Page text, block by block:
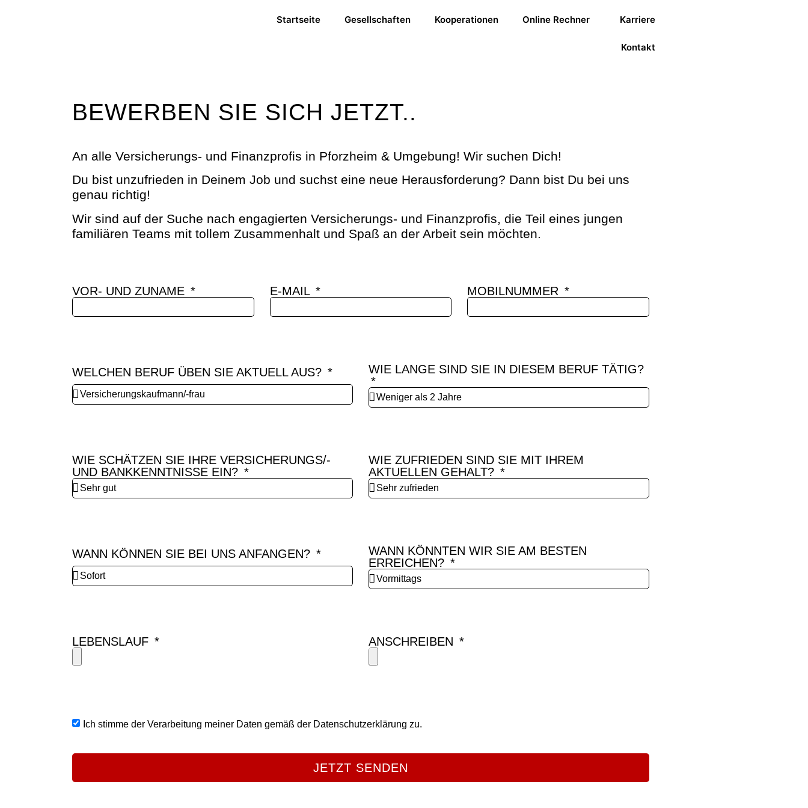
Startseite Gesellschaften Kooperationen Online Rechner Karriere
Kontakt
BEWERBEN SIE SICH JETZT..
An alle Versicherungs- und Finanzprofis in Pforzheim & Umgebung! Wir suchen Dich!
Du bist unzufrieden in Deinem Job und suchst eine neue Herausforderung? Dann bist Du bei uns
genau richtig!
Wir sind auf der Suche nach engagierten Versicherungs- und Finanzprofis, die Teil eines jungen
familiären Teams mit tollem Zusammenhalt und Spaß an der Arbeit sein möchten.
VOR- UND ZUNAME E-MAIL MOBILNUMMER
WELCHEN BERUF ÜBEN SIE AKTUELL AUS? WIE LANGE SIND SIE IN DIESEM BERUF TÄTIG?
WIE SCHÄTZEN SIE IHRE VERSICHERUNGS/-
UND BANKKENNTNISSE EIN?
WIE ZUFRIEDEN SIND SIE MIT IHREM
AKTUELLEN GEHALT?
WANN KÖNNEN SIE BEI UNS ANFANGEN?
WANN KÖNNTEN WIR SIE AM BESTEN
ERREICHEN?
LEBENSLAUF ANSCHREIBEN
Ich stimme der Verarbeitung meiner Daten gemäß der Datenschutzerklärung zu.
JETZT SENDEN